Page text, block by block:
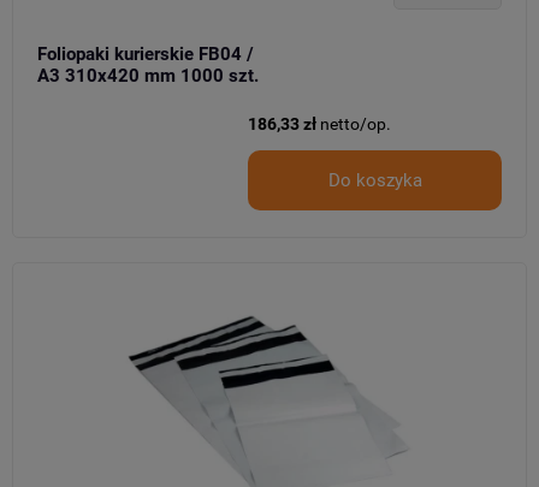
Foliopaki kurierskie FB04 /
A3 310x420 mm 1000 szt.
186,33 zł netto/op.
Do koszyka